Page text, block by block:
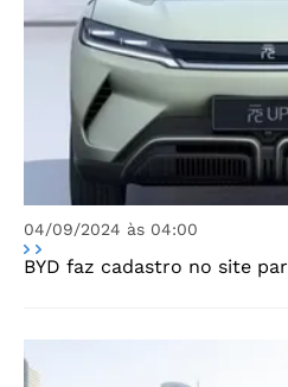
04/09/2024 às 04:00
BYD faz cadastro no site